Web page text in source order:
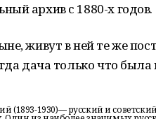
архив с 1880-х годов.
живут в ней те же
дача только что
1930)— русский и